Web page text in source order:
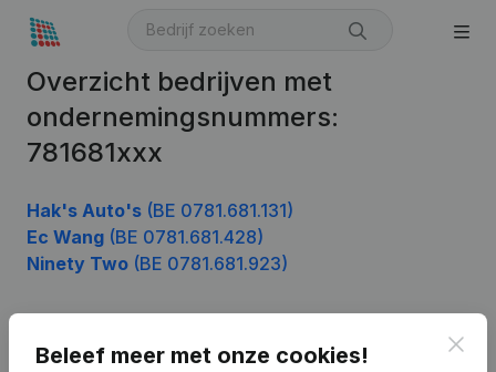
Overzicht bedrijven met
ondernemingsnummers:
781681xxx
Hak's Auto's (BE 0781.681.131)
Ec Wang (BE 0781.681.428)
Ninety Two (BE 0781.681.923)
Beleef meer met onze cookies!
Product